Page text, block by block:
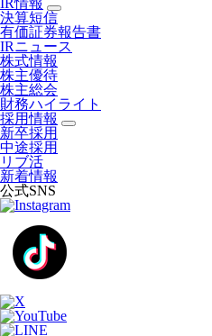
IR情報
決算短信
有価証券報告書
IRニュース
株式情報
株主優待
株主総会
財務ハイライト
採用情報
新卒採用
中途採用
リブ活
新着情報
公式SNS